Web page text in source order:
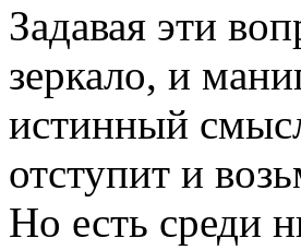
Задавая эти
зеркало, и
истинный
отступит и
Но есть среди